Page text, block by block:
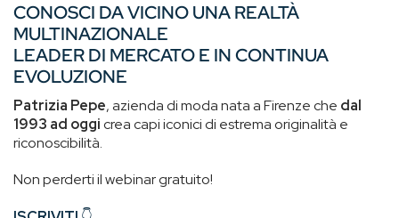
CONOSCI DA VICINO UNA REALTÀ
MULTINAZIONALE
LEADER DI MERCATO E IN CONTINUA
EVOLUZIONE
Patrizia Pepe, azienda di moda nata a Firenze che dal
1993 ad oggicrea capi iconici di estrema originalità e
riconoscibilità.
Non perderti il webinar gratuito!